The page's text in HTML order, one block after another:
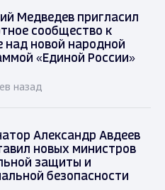
Медведев пригласил
сообщество к
над новой народной
«Единой России»
назад
Александр Авдеев
новых министров
защиты и
безопасности